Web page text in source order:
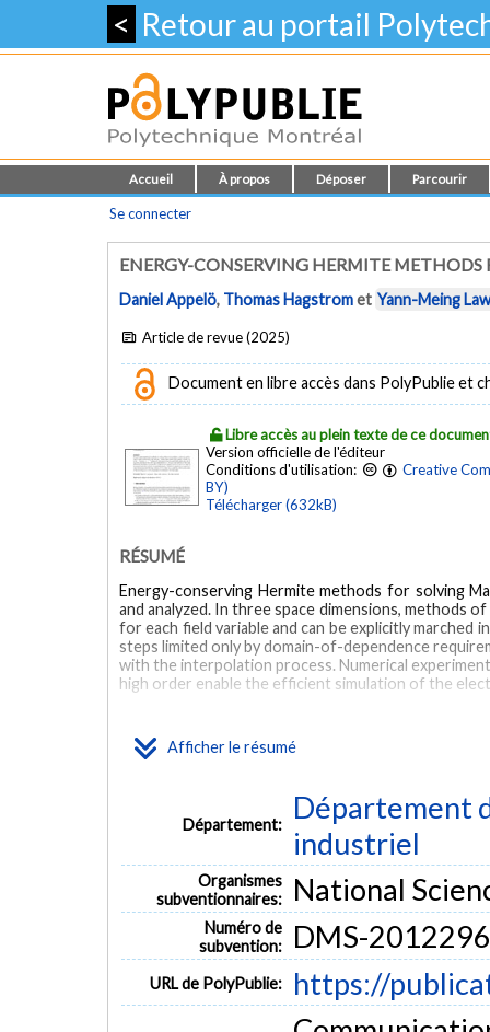
< Retour au portail
Accueil À propos Déposer Parcourir
Se connecter
ENERGY-CONSERVING HERMITE METHODS
Daniel Appelö, Thomas Hagstromet Yann-Meing Law
Article de revue (2025)
Document en libre accès dans PolyPublie et
Libre accès au plein texte de ce
Version officielle de l'éditeur
Conditions d'utilisation:
Creative
BY)
Télécharger (632kB)
Afficher le résumé
RÉSUMÉ
Energy-conserving Hermite methods for solving
and analyzed. In three space dimensions, methods
for each field variable and can be explicitly
steps limited only by domain-of-dependence
with the interpolation process. Numerical
high order enable the efficient simulation of the
Département:
Département
industriel
Organismes
subventionnaires:
National
Numéro de
subvention:
DMS-
URL de PolyPublie: https://